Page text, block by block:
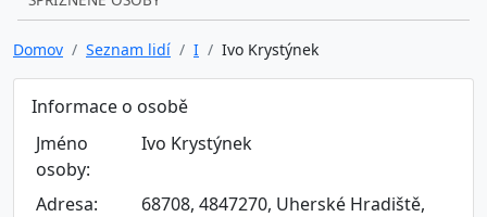
Domov Seznam lidí I Ivo Krystýnek
Informace o osobě
Jméno
osoby:
Ivo Krystýnek
Adresa:
68708, 4847270, Uherské Hradiště,